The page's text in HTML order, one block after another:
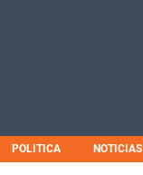
POLITICA NOTICIAS